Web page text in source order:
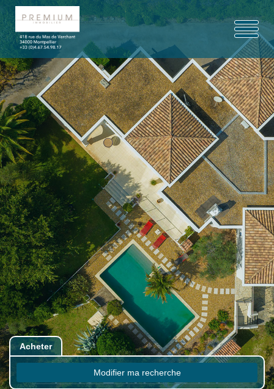
Acheter
Modifier ma recherche